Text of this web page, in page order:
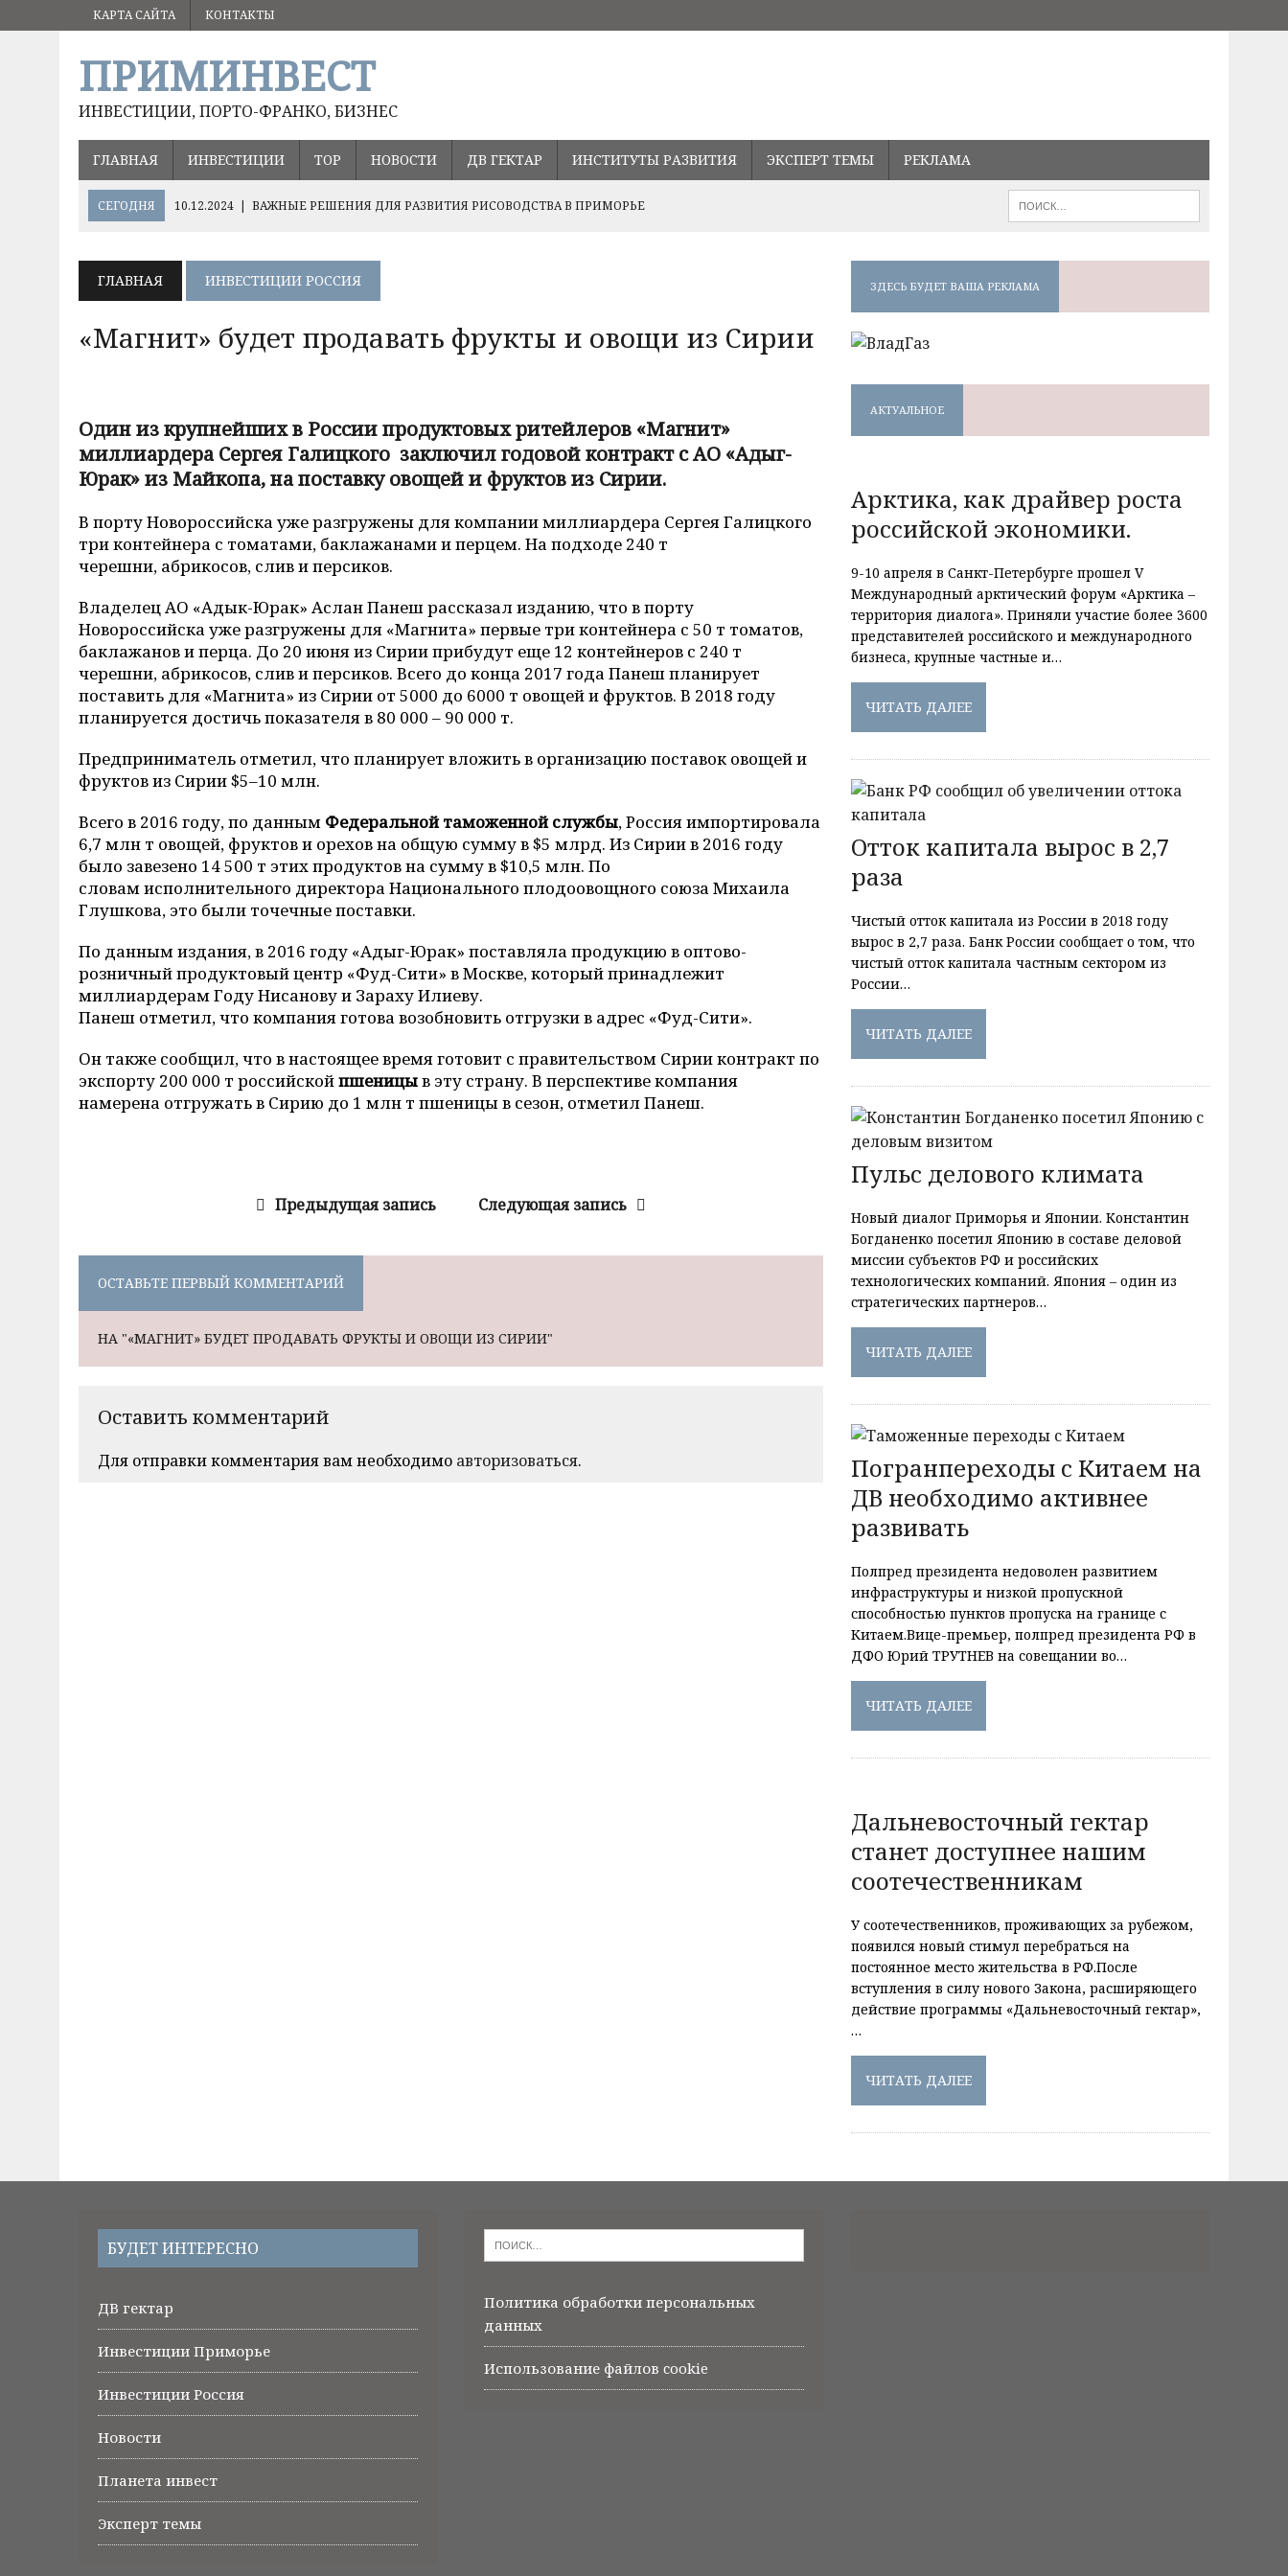
КАРТА САЙТА КОНТАКТЫ
ПРИМИНВЕСТ
ИНВЕСТИЦИИ, ПОРТО-ФРАНКО, БИЗНЕС
ГЛАВНАЯ ИНВЕСТИЦИИ ТОР НОВОСТИ ДВ ГЕКТАР ИНСТИТУТЫ РАЗВИТИЯ ЭКСПЕРТ ТЕМЫ РЕКЛАМА
СЕГОДНЯ 10.12.2024 | ВАЖНЫЕ РЕШЕНИЯ ДЛЯ РАЗВИТИЯ РИСОВОДСТВА В ПРИМОРЬЕ
ХЭЙЛУНЦЗЯН
ГЛАВНАЯ ИНВЕСТИЦИИ РОССИЯ
«Магнит» будет продавать фрукты и овощи из Сирии
Один из крупнейших в России продуктовых ритейлеров «Магнит»
миллиардера Сергея Галицкого заключил годовой контракт с АО «Адыг-
Юрак» из Майкопа, на поставку овощей и фруктов из Сирии.
В порту Новороссийска уже разгружены для компании миллиардера Сергея Галицкого
три контейнера с томатами, баклажанами и перцем. На подходе 240 т
черешни, абрикосов, слив и персиков.
Владелец АО «Адык-Юрак» Аслан Панеш рассказал изданию, что в порту
Новороссийска уже разгружены для «Магнита» первые три контейнера с 50 т томатов,
баклажанов и перца. До 20 июня из Сирии прибудут еще 12 контейнеров с 240 т
черешни, абрикосов, слив и персиков. Всего до конца 2017 года Панеш планирует
поставить для «Магнита» из Сирии от 5000 до 6000 т овощей и фруктов. В 2018 году
планируется достичь показателя в 80 000 – 90 000 т.
Предприниматель отметил, что планирует вложить в организацию поставок овощей и
фруктов из Сирии $5–10 млн.
Всего в 2016 году, по данным Федеральной таможенной службы, Россия импортировала
6,7 млн т овощей, фруктов и орехов на общую сумму в $5 млрд. Из Сирии в 2016 году
было завезено 14 500 т этих продуктов на сумму в $10,5 млн. По
словам исполнительного директора Национального плодоовощного союза Михаила
Глушкова, это были точечные поставки.
По данным издания, в 2016 году «Адыг-Юрак» поставляла продукцию в оптово-
розничный продуктовый центр «Фуд-Сити» в Москве, который принадлежит
миллиардерам Году Нисанову и Зараху Илиеву.
Панеш отметил, что компания готова возобновить отгрузки в адрес «Фуд-Сити».
Он также сообщил, что в настоящее время готовит с правительством Сирии контракт по
экспорту 200 000 т российскойпшеницыв эту страну. В перспективе компания
намерена отгружать в Сирию до 1 млн т пшеницы в сезон, отметил Панеш.
Предыдущая запись Следующая запись
ОСТАВЬТЕ ПЕРВЫЙ КОММЕНТАРИЙ
НА "«МАГНИТ» БУДЕТ ПРОДАВАТЬ ФРУКТЫ И ОВОЩИ ИЗ СИРИИ"
Оставить комментарий
Для отправки комментария вам необходимо авторизоваться.
ЗДЕСЬ БУДЕТ ВАША РЕКЛАМА
АКТУАЛЬНОЕ
Арктика, как драйвер роста
российской экономики.
9-10 апреля в Санкт-Петербурге прошел V
Международный арктический форум «Арктика –
территория диалога». Приняли участие более 3600
представителей российского и международного
бизнеса, крупные частные и…
ЧИТАТЬ ДАЛЕЕ
Отток капитала вырос в 2,7
раза
Чистый отток капитала из России в 2018 году
вырос в 2,7 раза. Банк России сообщает о том, что
чистый отток капитала частным сектором из
России…
ЧИТАТЬ ДАЛЕЕ
Пульс делового климата
Новый диалог Приморья и Японии. Константин
Богданенко посетил Японию в составе деловой
миссии субъектов РФ и российских
технологических компаний. Япония – один из
стратегических партнеров…
ЧИТАТЬ ДАЛЕЕ
Погранпереходы с Китаем на
ДВ необходимо активнее
развивать
Полпред президента недоволен развитием
инфраструктуры и низкой пропускной
способностью пунктов пропуска на границе с
Китаем.Вице-премьер, полпред президента РФ в
ДФО Юрий ТРУТНЕВ на совещании во…
ЧИТАТЬ ДАЛЕЕ
Дальневосточный гектар
станет доступнее нашим
соотечественникам
У соотечественников, проживающих за рубежом,
появился новый стимул перебраться на
постоянное место жительства в РФ.После
вступления в силу нового Закона, расширяющего
действие программы «Дальневосточный гектар»,
…
ЧИТАТЬ ДАЛЕЕ
БУДЕТ ИНТЕРЕСНО
ДВ гектар
Инвестиции Приморье
Инвестиции Россия
Новости
Планета инвест
Эксперт темы
Политика обработки персональных
данных
Использование файлов cookie